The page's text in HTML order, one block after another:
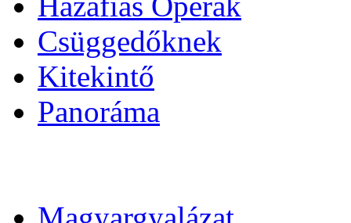
Csüggedőknek
Kitekintő
Panoráma